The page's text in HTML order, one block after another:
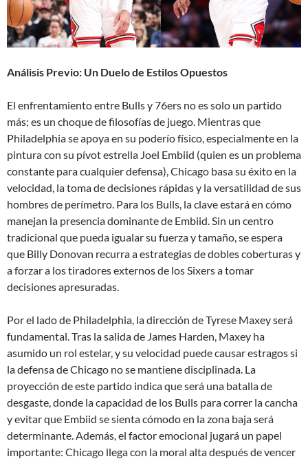
Análisis Previo: Un Duelo de Estilos Opuestos
El enfrentamiento entre Bulls y 76ers no es solo un partido
más; es un choque de filosofías de juego. Mientras que
Philadelphia se apoya en su poderío físico, especialmente en la
pintura con su pívot estrella Joel Embiid (quien es un problema
constante para cualquier defensa), Chicago basa su éxito en la
velocidad, la toma de decisiones rápidas y la versatilidad de sus
hombres de perímetro. Para los Bulls, la clave estará en cómo
manejan la presencia dominante de Embiid. Sin un centro
tradicional que pueda igualar su fuerza y tamaño, se espera
que Billy Donovan recurra a estrategias de dobles coberturas y
a forzar a los tiradores externos de los Sixers a tomar
decisiones apresuradas.
Por el lado de Philadelphia, la dirección de Tyrese Maxey será
fundamental. Tras la salida de James Harden, Maxey ha
asumido un rol estelar, y su velocidad puede causar estragos si
la defensa de Chicago no se mantiene disciplinada. La
proyección de este partido indica que será una batalla de
desgaste, donde la capacidad de los Bulls para correr la cancha
y evitar que Embiid se sienta cómodo en la zona baja será
determinante. Además, el factor emocional jugará un papel
importante: Chicago llega con la moral alta después de vencer